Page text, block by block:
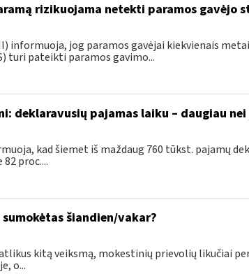
rizikuojama netekti paramos gavėjo
informuoja, jog paramos gavėjai kiekvienais
turi pateikti paramos gavimo...
deklaravusių pajamas laiku – daugiau
kad šiemet iš maždaug 760 tūkst. pajamų
proc....
šiandien/vakar?
kitą veiksmą, mokestinių prievolių likučiai
o...